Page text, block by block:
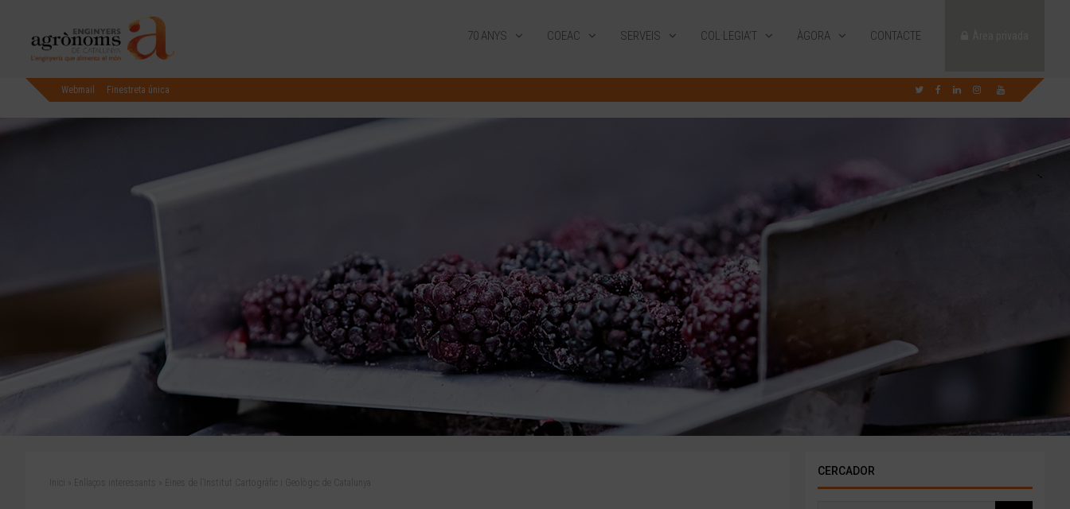
70 ANYS COEAC SERVEIS COL·LEGIA’T ÀGORA CONTACTE
Webmail Finestreta única
Inici Enllaços interessants Eines de l’Institut Cartogràfic i Geològic de Catalunya
CERCADOR